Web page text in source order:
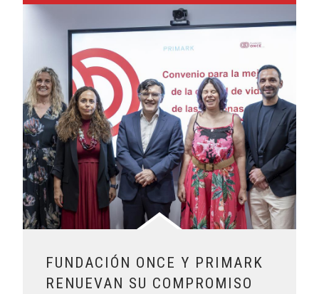
FUNDACIÓN ONCE Y PRIMARK
RENUEVAN SU COMPROMISO
Leer más sobre Fundación ONCE y Primark renuevan su